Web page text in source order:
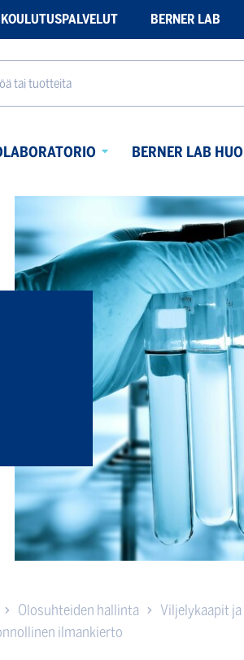
KOULUTUSPALVELUT BERNER LAB
tai tuotteita
BERNER LAB
Olosuhteiden hallinta
Viljelykaapit
ilmankierto